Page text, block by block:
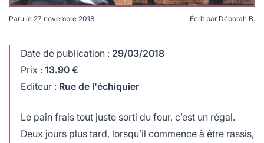
Pain zéro déchet, de Delphine Pocard.
Paru le 27 novembre 2018 Écrit par Déborah B.
Date de publication : 29/03/2018
Prix : 13.90 €
Editeur : Rue de l'échiquier
Le pain frais tout juste sorti du four, c’est un régal.
Deux jours plus tard, lorsqu’il commence à être rassis,